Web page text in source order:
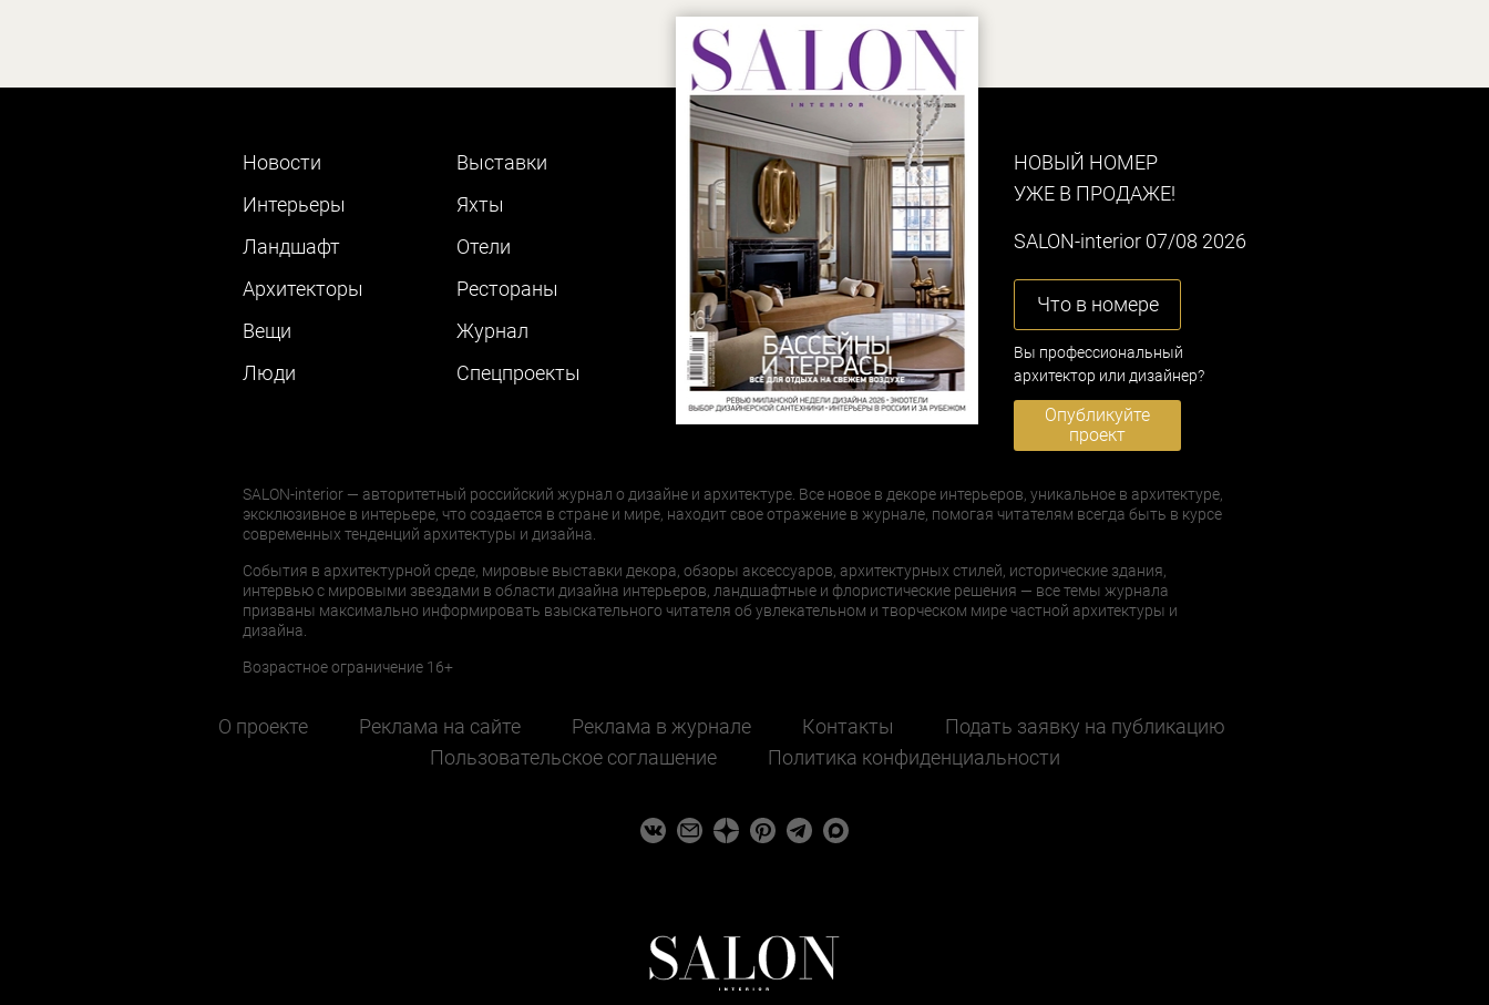
Новости
Интерьеры
Ландшафт
Архитекторы
Вещи
Люди
Выставки
Яхты
Отели
Рестораны
Журнал
Cпецпроекты
НОВЫЙ НОМЕР
УЖЕ В ПРОДАЖЕ!
SALON-interior 07/08 2026
Что в номере
Вы профессиональный
архитектор или дизайнер?
Опубликуйте
проект
SALON-interior — авторитетный российский журнал о дизайне и архитектуре. Все новое в декоре интерьеров, уникальное в архитектуре,
эксклюзивное в интерьере, что создается в стране и мире, находит свое отражение в журнале, помогая читателям всегда быть в курсе
современных тенденций архитектуры и дизайна.
События в архитектурной среде, мировые выставки декора, обзоры аксессуаров, архитектурных стилей, исторические здания,
интервью с мировыми звездами в области дизайна интерьеров, ландшафтные и флористические решения — все темы журнала
призваны максимально информировать взыскательного читателя об увлекательном и творческом мире частной архитектуры и
дизайна.
Возрастное ограничение 16+
О проекте Реклама на сайте Реклама в журнале Контакты
Подать заявку на публикацию
Пользовательское соглашение
Политика конфиденциальности